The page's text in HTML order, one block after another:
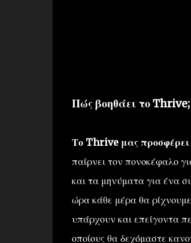
Πώς βοηθάει το Thrive;
Το Thrive μας προσφέρει
παίρνει τον πονοκέφαλο
και τα μηνύματα για ένα
ώρα κάθε μέρα θα
υπάρχουν και επείγοντα
οποίους θα δεχόμαστε